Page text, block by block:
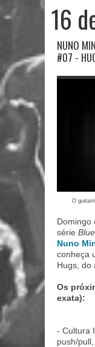
16
NUNO
#07 -
O
Domingo
série
Nuno
conheça
Hugs, do
Os
exata):
- Cultura
push/